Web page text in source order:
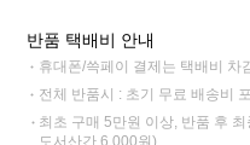
반품 택배비 안내
휴대폰/쓱페이 결제는 택배비 차
전체 반품시 : 초기 무료 배송비
최초 구매 5만원 이상, 반품 후
도서산간 6,000원)